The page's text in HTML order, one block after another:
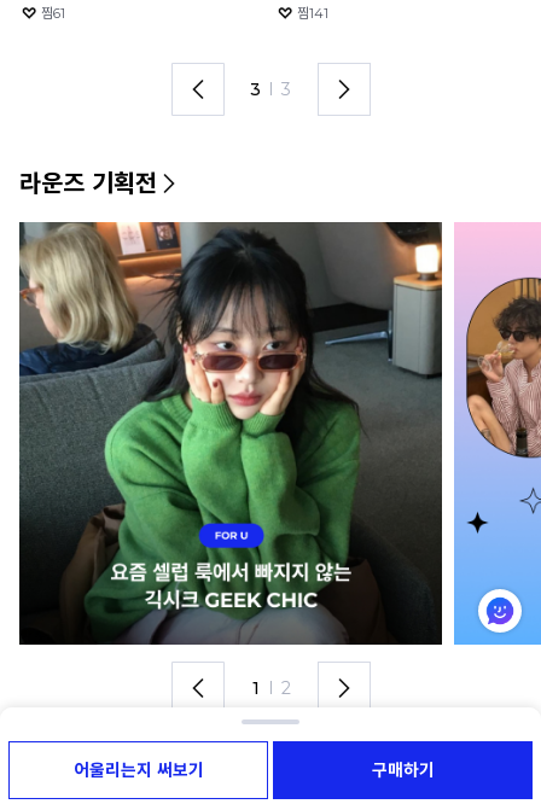
찜394 찜491
1 I 3
라운즈 기획전
1 I 2
라운즈 시리즈
어울리는지 써보기 구매하기